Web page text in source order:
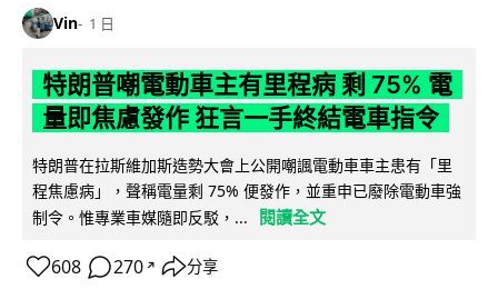
Vin 1 日
特朗普嘲電動車主有里程病 剩 75% 電
量即焦慮發作 狂言一手終結電車指令
特朗普在拉斯維加斯造勢大會上公開嘲諷電動車車主患有「里
程焦慮病」，聲稱電量剩 75% 便發作，並重申已廢除電動車強
制令。惟專業車媒隨即反駁，...
閱讀全文
608 270 ↗ 分享